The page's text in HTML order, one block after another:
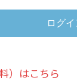
）はこちら